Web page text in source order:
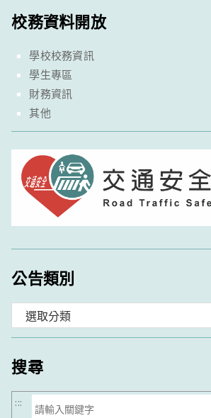
校務資料開放
學校校務資訊
學生專區
財務資訊
其他
公告類別
類
搜尋
搜
:::